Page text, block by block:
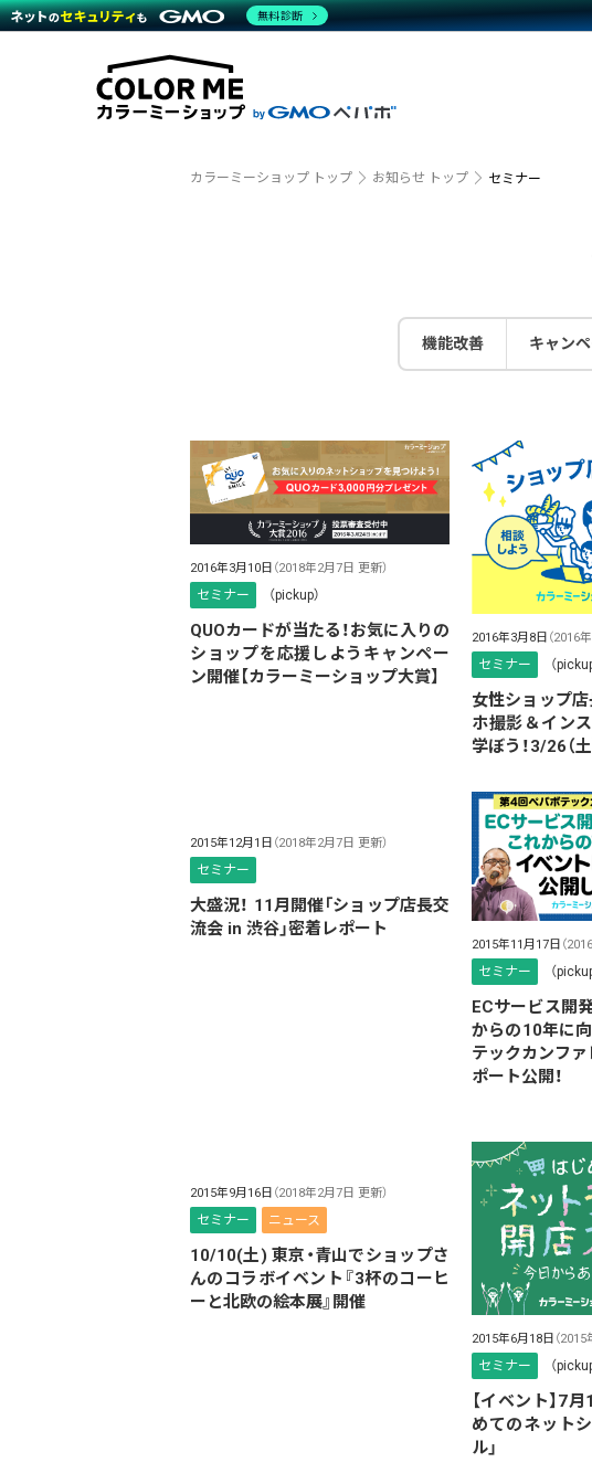
商材一覧を見る
機能一覧を見る
越境EC（海外販売）
売上につながる集客
顧客ロイヤリティを
複数店舗との連携
料金
プラン・料金一覧を見る
事例
運営サポート
サポート一覧を見る
開発・API連携代行
カラーミーショップ トップ お知らせ トップ セミナー
機能改善 キャン
2016年3月10日 （2018年2月7日 更新）
セミナー （pickup）
QUOカードが当たる！お気に入りの
ショップを応援しようキャンペー
ン開催【カラーミーショップ大賞】
2016年3月8日 （2016
セミナー （
女性ショップ店
ホ撮影＆イン
学ぼう！3/26（
2015年12月1日 （2018年2月7日 更新）
セミナー
大盛況！ 11月開催「ショップ店長交
流会 in 渋谷」密着レポート
2015年11月17日 （
セミナー （
ECサービス開
からの10年に
テックカンフ
ポート公開！
2015年9月16日 （2018年2月7日 更新）
セミナー ニュース
10/10(土) 東京・青山でショップさ
んのコラボイベント『3杯のコーヒ
ーと北欧の絵本展』開催
2015年6月18日 （
セミナー （
【イベント】7
めてのネット
ル」
無料診断